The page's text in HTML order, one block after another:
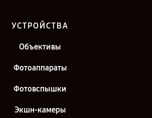
Екатеринбург
28-70mm f/2.8 ED-IF AF-S Zoom-Nikkor в г.
28-70mm f/2.8 ED-IF AF-S Zoom-Nikkor в г.
Санкт-Петербург
УСТРОЙСТВА
Объективы
Фотоаппараты
Фотовспышки
Экшн-камеры